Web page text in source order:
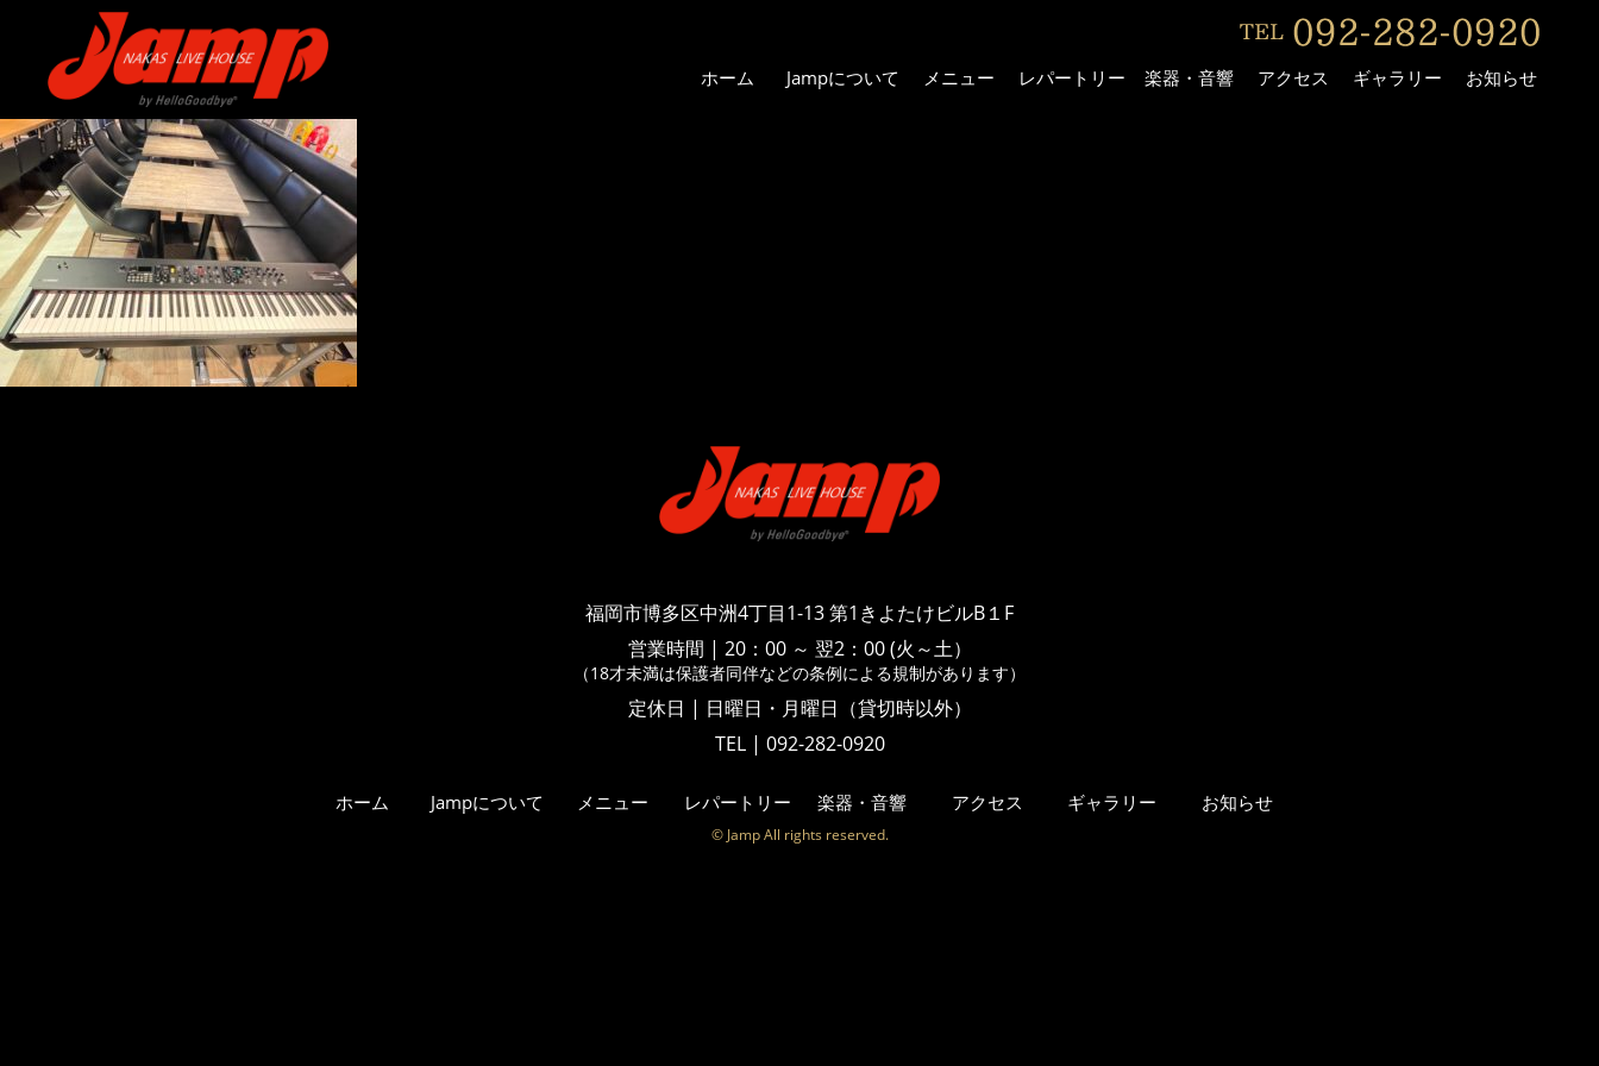
ホーム Jampについて メニュー レパートリー 楽器・音響 アクセス ギャラリー お知らせ
福岡市博多区中洲4丁目1-13第1きよたけビルB１F
営業時間 | 20：00 ～ 翌2：00 (火～土）
（18才未満は保護者同伴などの条例による規制があります）
定休日 | 日曜日・月曜日（貸切時以外）
TEL | 092-282-0920
ホーム Jampについて メニュー レパートリー 楽器・音響 アクセス ギャラリー お知らせ
© Jamp All rights reserved.